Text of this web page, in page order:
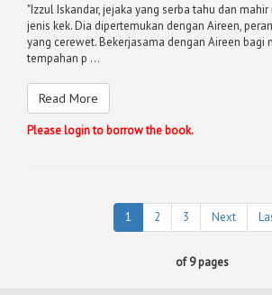
"Izzul Iskandar, jejaka yang serba tahu dan
jenis kek. Dia dipertemukan dengan Aireen,
yang cerewet. Bekerjasama dengan Aireen bagi
tempahan p ...
Read More
Please login to borrow the book.
1 2 3 Next
of 9 pages